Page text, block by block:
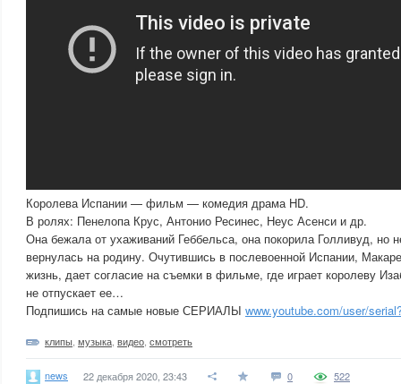
Королева Испании — фильм — комедия драма HD.
В ролях: Пенелопа Крус, Антонио Ресинес, Неус Асенси и др.
Она бежала от ухаживаний Геббельса, она покорила Голливуд, но
вернулась на родину. Очутившись в послевоенной Испании,
жизнь, дает согласие на съемки в фильме, где играет королеву
не отпускает ее…
Подпишись на самые новые СЕРИАЛЫ www.youtube.com/user/
клипы музыка видео смотреть
news 22 декабря 2020, 23:43 0 522